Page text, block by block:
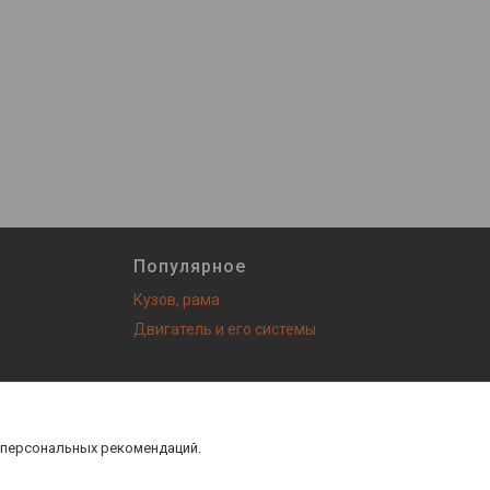
Популярное
Кузов, рама
Двигатель и его системы
рекомендаций.
|